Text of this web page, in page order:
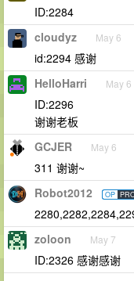
ID:2284
cloudyz May 6
id:2294 感谢
HelloHarri May 6
ID:2296
谢谢老板
GCJER May 6
311 谢谢~
Robot2012 OP
zoloon May 7
ID:2326 感谢感谢